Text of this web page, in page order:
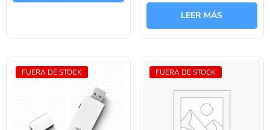
0
LEER MÁS
FUERA DE STOCK FUERA DE STOCK